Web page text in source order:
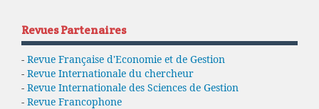
Revues Partenaires
- Revue Française d'Economie et de Gestion
- Revue Internationale du chercheur
- Revue Internationale des Sciences de Gestion
- Revue Francophone